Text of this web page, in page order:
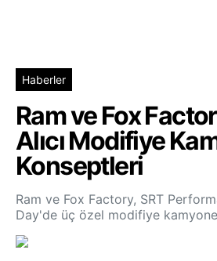
Haberler
Ram ve Fox
Alıcı Modifiye
Konseptleri
Ram ve Fox Factory, SRT
Day'de üç özel modifiye